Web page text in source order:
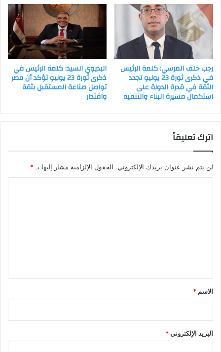
رجب خلف المرسي: كلمة الرئيس
في ذكرى ثورة 23 يوليو تجدد
الثقة في قدرة الدولة على
استكمال مسيرة البناء والتنمية
البديوي السيد: كلمة الرئيس في
ذكرى ثورة 23 يوليو تؤكد أن مصر
تواصل صناعة المستقبل بثقة
واقتدار
اترك تعليقاً
لن يتم نشر عنوان بريدك الإلكتروني. الحقول الإلزامية مشار إليها بـ*
*
الاسم *
البريد الإلكتروني*